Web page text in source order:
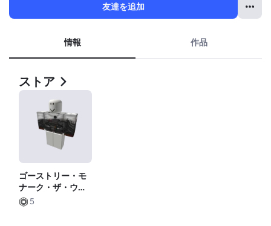
友達を追加
情報 作品
ストア
ゴーストリー・モ
ナーク・ザ・ウォ
ーリアー
5